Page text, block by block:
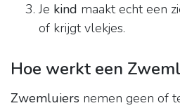
Je kind maakt echt een
of krijgt vlekjes.
Hoe werkt een
Zwemluiers nemen geen of